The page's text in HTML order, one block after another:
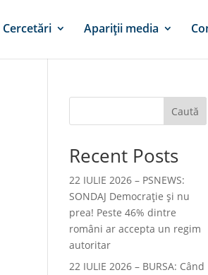
Cercetări Apariții media
Caută
Recent Posts
22 IULIE 2026 – PSNEWS:
SONDAJ Democrație și nu
prea! Peste 46% dintre
români ar accepta un regim
autoritar
22 IULIE 2026 – BURSA: Când